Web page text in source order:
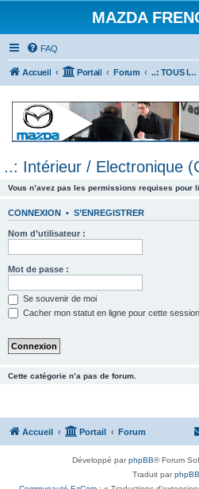
MAZDA
FAQ
Accueil Portail Forum ..: TOUS les Véhicules MAZDA :..
..: Intérieur / Electronique
Vous n’avez pas les permissions requises pour
CONNEXION • S’ENREGISTRER
Nom d’utilisateur :
Mot de passe :
Se souvenir de moi
Cacher mon statut en ligne pour cette session
Cette catégorie n’a pas de forum.
Accueil Portail Forum
Développé parphpBB® Forum
Traduit par